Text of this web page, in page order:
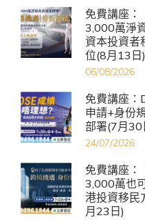
免費講座：
3,000萬淨
資本投資者
位(8月13日)
06/08/2026
免費講座：
申請+身份
部署(7月30
24/07/2026
免費講座：
3,000萬也
港投資移民
月23日)